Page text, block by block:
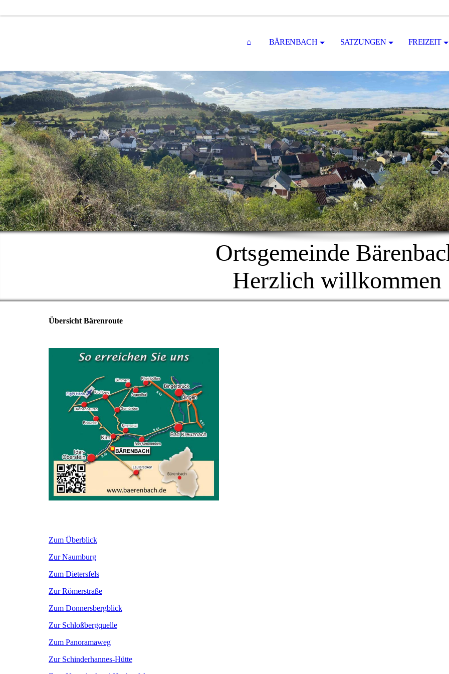
⌂ BÄRENBACH SATZUNGEN FREIZEIT
Ortsgemeinde
Herzlich willkommen
Übersicht Bärenroute
Zum Überblick
Zur Naumburg
Zum Dietersfels
Zur Römerstraße
Zum Donnersbergblick
Zur Schloßbergquelle
Zum Panoramaweg
Zur Schinderhannes-Hütte